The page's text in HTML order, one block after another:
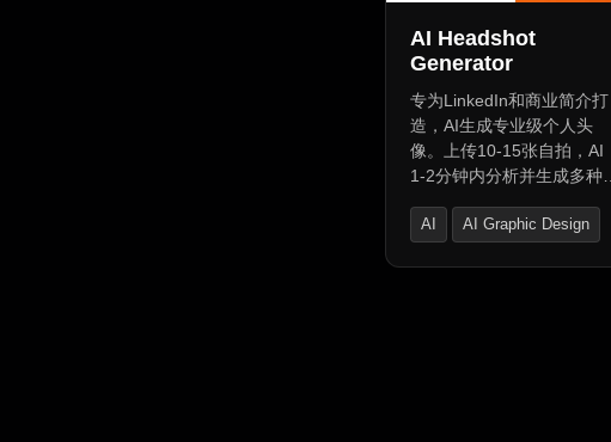
持键盘的App，提供不同定
价方案，包括有限访问和终
身使用。
AI Headshot
Generator
专为LinkedIn和商业简介打
造，AI生成专业级个人头
像。上传10-15张自拍，AI
1-2分钟内分析并生成多种风
省成本，呈现工作室级品
AI
AI Graphic Design